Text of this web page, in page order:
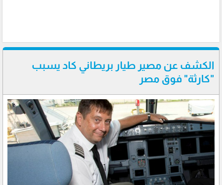
الكشف عن مصير طيار بريطاني كاد يسبب
"كارثة" فوق مصر